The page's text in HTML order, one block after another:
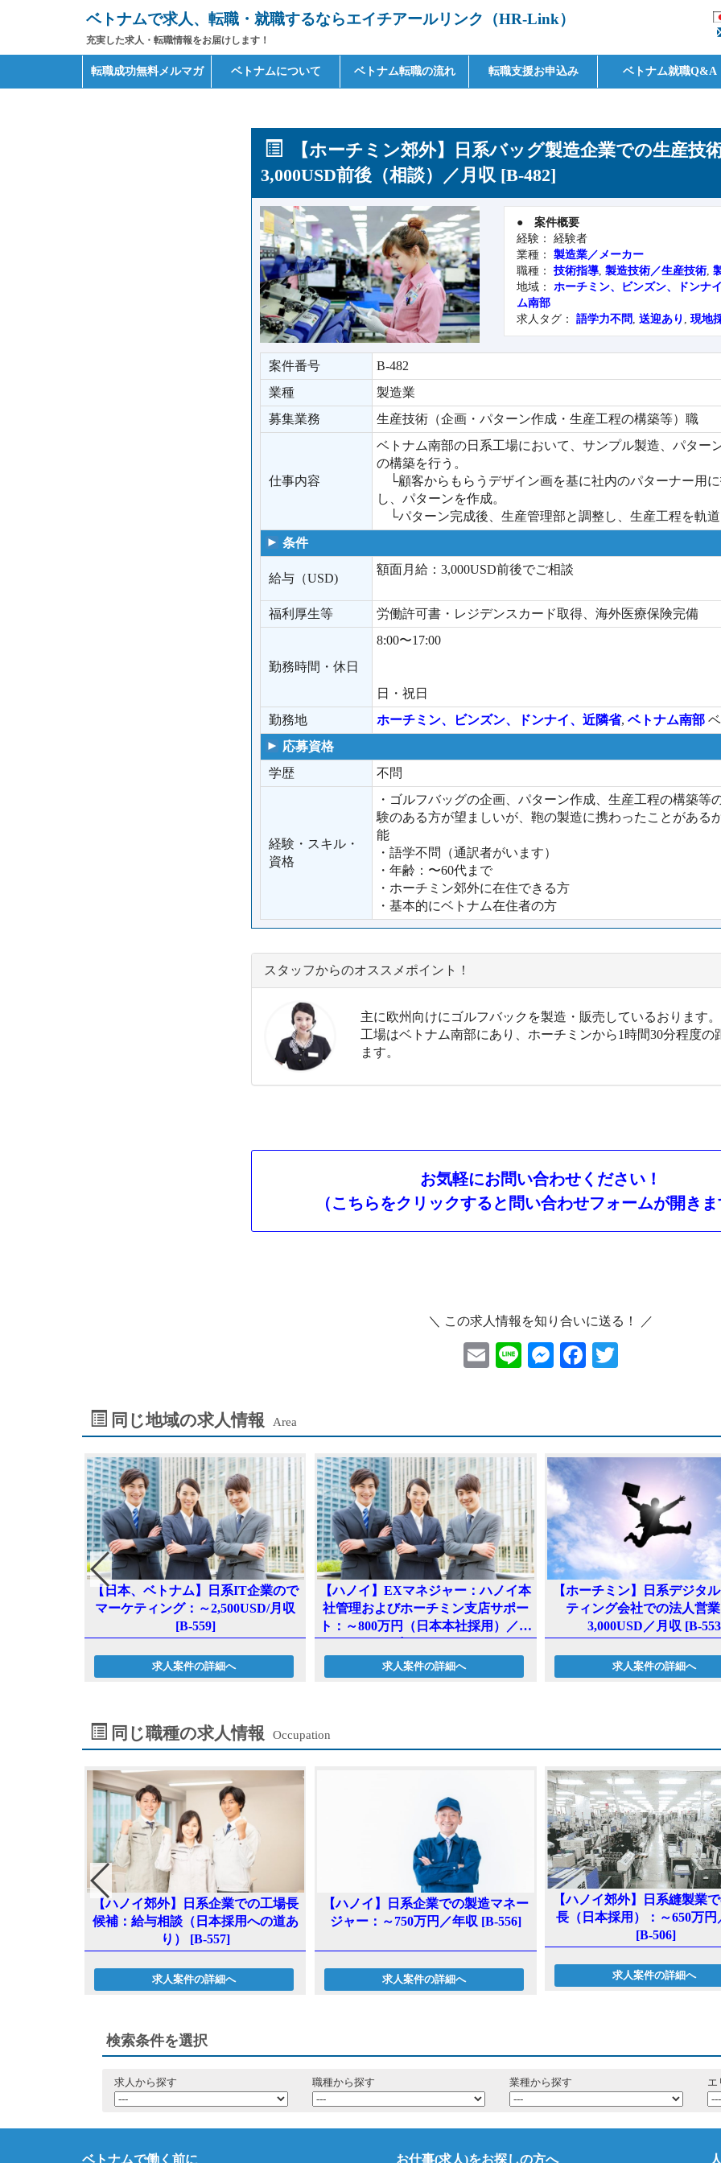
ベトナムで求人、転職・就職するならエイチアールリンク（HR-Link）
充実した求人・転職情報をお届けします！
Primary転職成功無料メルマガ ベトナムについて ベトナム転職の流れ 転職支援お申込み ベトナム就職Q&A
【ホーチミン郊外】日系バッグ製造企業での生産技
3,000USD前後（相談）／月収 [B-482]
●案件概要
経験： 経験者
業種：製造業／メーカー
職種：技術指導,製造技術／生産技術,
地域：ホーチミン、ビンズン、ドンナ
ム南部
求人タグ：語学力不問 ,送迎あり ,現地
案件番号
B-482
業種
製造業
募集業務
生産技術（企画・パターン作成・生産工程の構築等）職
仕事内容
ベトナム南部の日系工場において、サンプル製造、パター
の構築を行う。
└顧客からもらうデザイン画を基に社内のパターナー用
し、パターンを作成。
└パターン完成後、生産管理部と調整し、生産工程を軌
条件
給与（USD)
額面月給：3,000USD前後でご相談
福利厚生等 労働許可書・レジデンスカード取得、海外医療保険完備
勤務時間・休日
8:00〜17:00
日・祝日
勤務地
ホーチミン、ビンズン、ドンナイ、近隣省, ベトナム南部
応募資格
学歴
不問
経験・スキル・
資格
・ゴルフバッグの企画、パターン作成、生産工程の構築等
験のある方が望ましいが、鞄の製造に携わったことがある
能
・語学不問（通訳者がいます）
・年齢：〜60代まで
・ホーチミン郊外に在住できる方
・基本的にベトナム在住者の方
スタッフからのオススメポイント！
主に欧州向けにゴルフバックを製造・販売しているおります。
工場はベトナム南部にあり、ホーチミンから1時間30分程度の
ます。
お気軽にお問い合わせください！
（こちらをクリックすると問い合わせフォームが開き
＼ この求人情報を知り合いに送る！ ／
E
l
Li M
n
ge
r
F
oo
k
er
同じ地域の求人情報 Area
【日本、ベトナム】日系IT企業ので
マーケティング：～2,500USD/月収
[B-559]
求人案件の詳細へ
【ハノイ】EXマネジャー：ハノイ本
社管理およびホーチミン支店サポー
ト：～800万円（日本本社採用）／年
求人案件の詳細へ
【ホーチミン】日系デジタ
ティング会社での法人営
3,000USD／月収 [B-
求人案件の詳細へ
同じ職種の求人情報 Occupation
【ハノイ郊外】日系企業での工場長
候補：給与相談（日本採用への道あ
り） [B-557]
求人案件の詳細へ
【ハノイ】日系企業での製造マネー
ジャー：～750万円／年収 [B-556]
求人案件の詳細へ
【ハノイ郊外】日系縫製業
長（日本採用）：～650万円
[B-506]
求人案件の詳細へ
検索条件を選択
求人から探す 職種から探す 業種から探す エ
ベトナムで働く前に お仕事(求人)をお探しの方へ